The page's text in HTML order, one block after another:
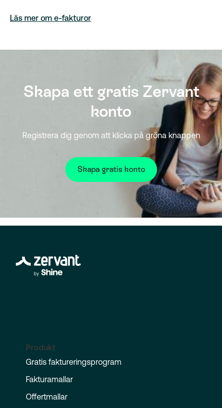
Läs mer om e-fakturor
Skapa ett gratis Zervant
konto
Registrera dig genom att klicka på gröna knappen
Skapa gratis konto
Produkt
Gratis faktureringsprogram
Fakturamallar
Offertmallar